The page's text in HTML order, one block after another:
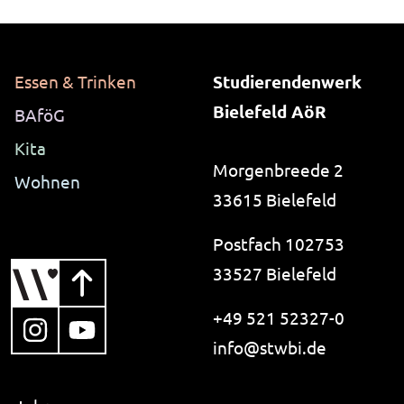
Essen & Trinken
BAföG
Kita
Wohnen
Studierendenwerk
Bielefeld AöR
Morgenbreede 2
33615 Bielefeld
Postfach 102753
33527 Bielefeld
+49 521 52327-0
info@i-like-no-spam.
stwbi.de
, öffnet in neuem Tab
, öffnet in neuem Tab
studierendenwerk-bielefeld.de
Cookie Laufzeit:
6 Monate